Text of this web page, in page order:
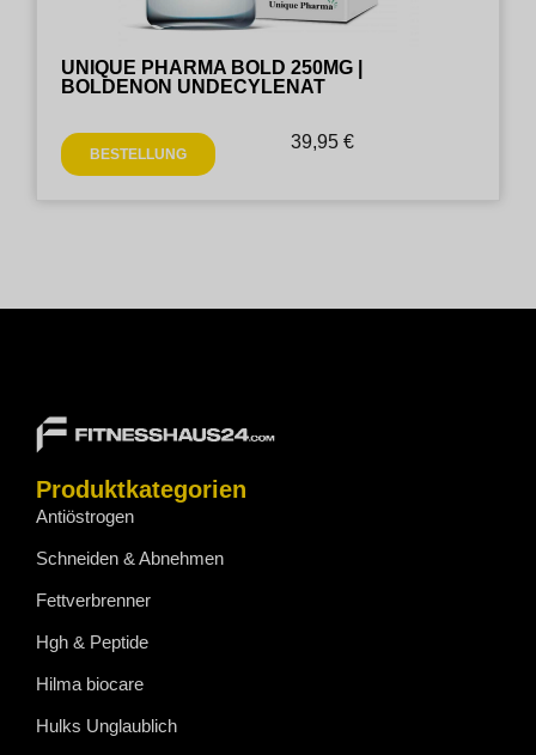
UNIQUE PHARMA BOLD 250MG |
BOLDENON UNDECYLENAT
BESTELLUNG
39,95 €
Produktkategorien
Antiöstrogen
Schneiden & Abnehmen
Fettverbrenner
Hgh & Peptide
Hilma biocare
Hulks Unglaublich